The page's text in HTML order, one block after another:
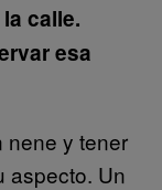
calle.
esa
nene y tener
aspecto. Un